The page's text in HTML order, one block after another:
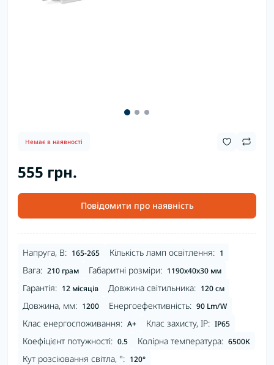
Немає в наявності
555 грн.
Повідомити про наявність
Напруга, В: 165-265 Кількість ламп освітлення: 1
Вага: 210 грам Габаритні розміри: 1190х40х30 мм
Гарантія: 12 місяців Довжина світильника: 120 см
Довжина, мм: 1200 Енергоефективність: 90 Lm/W
Клас енергоспоживання: A+ Клас захисту, IP: IP65
Коефіцієнт потужності: 0.5 Колірна температура: 6500К
Кут розсіювання світла, °: 120°